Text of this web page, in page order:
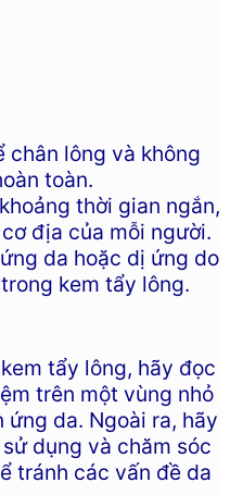
chân lông và không
toàn.
thời gian ngắn,
địa của mỗi người.
da hoặc dị ứng do
kem tẩy lông.
tẩy lông, hãy đọc
trên một vùng nhỏ
da. Ngoài ra, hãy
dụng và chăm sóc
tránh các vấn đề da